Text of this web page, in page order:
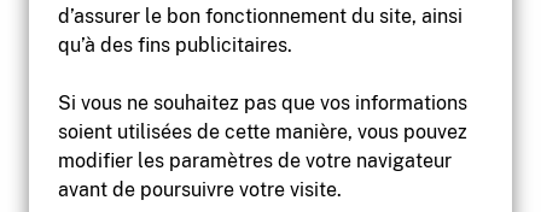
d’assurer le bon fonctionnement du site, ainsi
qu’à des fins publicitaires.
Si vous ne souhaitez pas que vos informations
soient utilisées de cette manière, vous pouvez
modifier les paramètres de votre navigateur
avant de poursuivre votre visite.
Accessibilité
Site institutionnel